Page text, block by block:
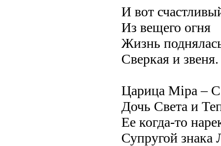
И вот
Из вещего огня
Жизнь
Сверкая и звеня.
Царица Мiра –
Дочь Света и
Ее когда-то
Супругой знака